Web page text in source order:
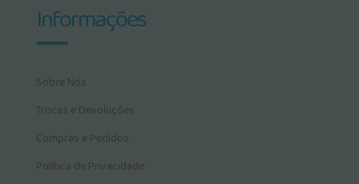
Informações
Sobre Nós
Trocas e Devoluções
Compras e Pedidos
Política de Privacidade